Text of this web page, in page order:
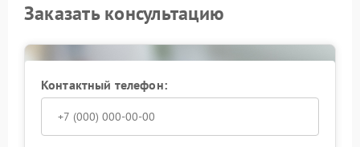
Заказать консультацию
Контактный телефон: